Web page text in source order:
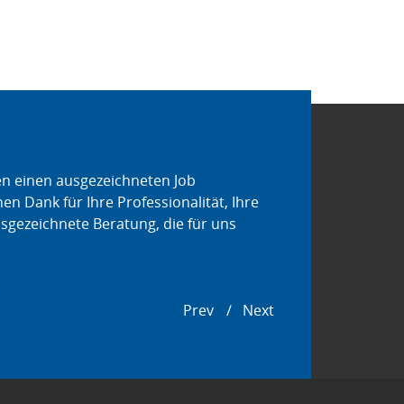
Prev Next
einen ausgezeichneten Job
Dank für Ihre Professionalität, Ihre
Beratung, die für uns